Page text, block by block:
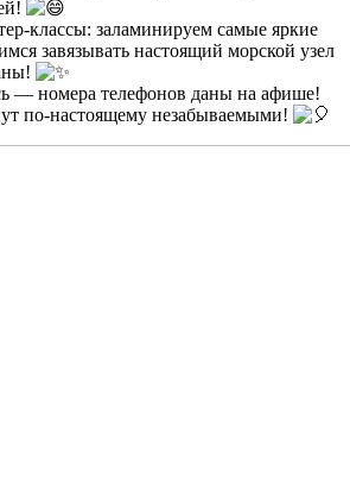
заламинируем самые яркие
завязывать настоящий морской узел
— номера телефонов даны на афише!
по‑настоящему незабываемыми!